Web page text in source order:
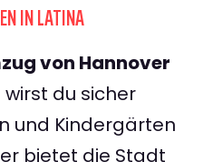
IN LATINA
von Hannover
wirst du sicher
und Kindergärten
bietet die Stadt